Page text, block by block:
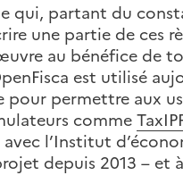
qui, partant du
une partie de
au bénéfice de
est utilisé
permettre aux
comme
l’Institut
depuis 2013 – et à